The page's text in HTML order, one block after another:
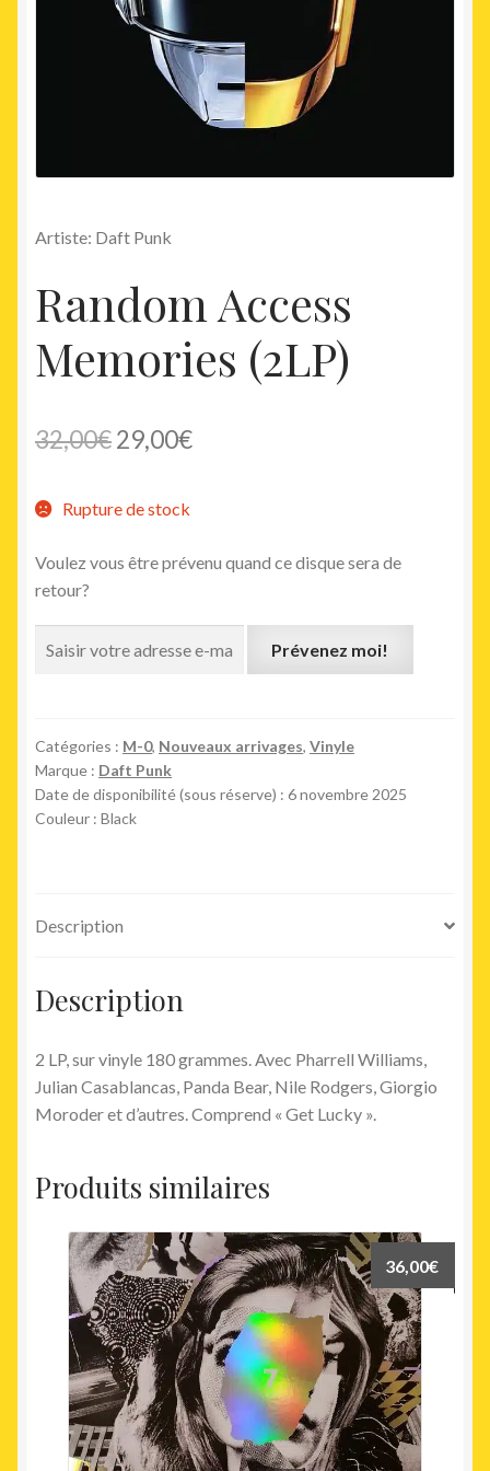
Artiste: Daft Punk
Random Access
Memories (2LP)
32,00€Le
initial
était :
29,00€Le
est :
Rupture de stock
Voulez vous être prévenu quand ce disque sera de
retour?
Prévenez moi!
Catégories : M-0, Nouveaux arrivages, Vinyle
Marque : Daft Punk
Date de disponibilité (sous réserve) : 6 novembre 2025
Couleur : Black
Description
Description
2 LP, sur vinyle 180 grammes. Avec Pharrell Williams,
Julian Casablancas, Panda Bear, Nile Rodgers, Giorgio
Moroder et d’autres. Comprend « Get Lucky ».
Produits similaires
36,00€